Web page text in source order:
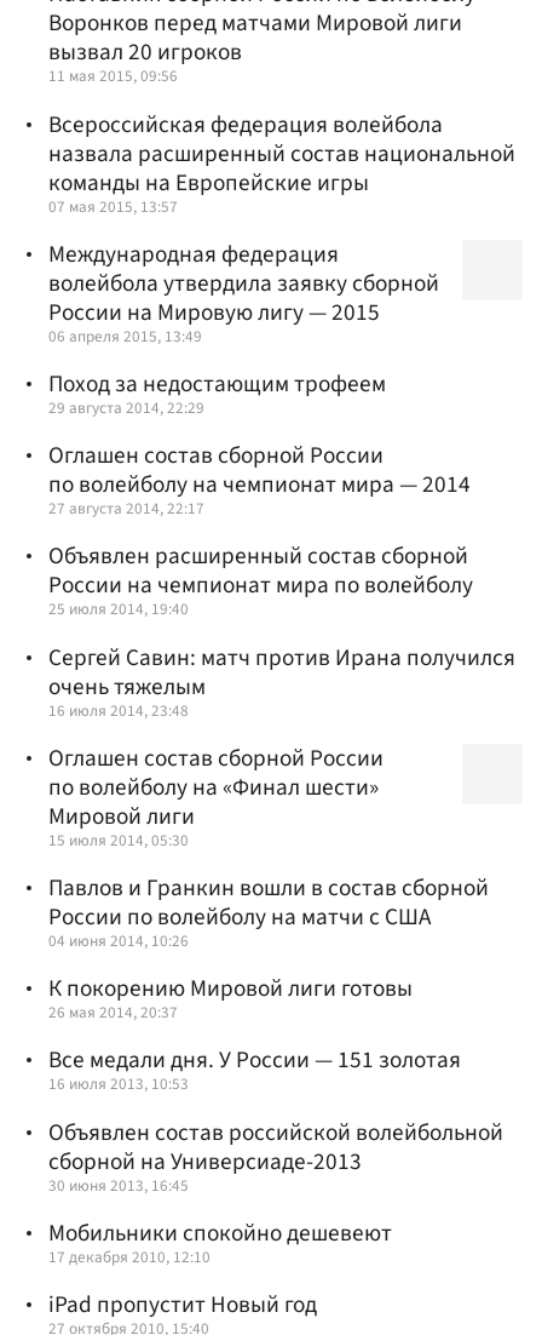
Воронков перед матчами Мировой лиги
вызвал 20 игроков
11 мая 2015, 09:56
Всероссийская федерация волейбола
назвала расширенный состав национальной
команды на Европейские игры
07 мая 2015, 13:57
Международная федерация
волейбола утвердила заявку сборной
России на Мировую лигу — 2015
06 апреля 2015, 13:49
Поход за недостающим трофеем
29 августа 2014, 22:29
Оглашен состав сборной России
по волейболу на чемпионат мира — 2014
27 августа 2014, 22:17
Объявлен расширенный состав сборной
России на чемпионат мира по волейболу
25 июля 2014, 19:40
Сергей Савин: матч против Ирана получился
очень тяжелым
16 июля 2014, 23:48
Оглашен состав сборной России
по волейболу на «Финал шести»
Мировой лиги
15 июля 2014, 05:30
Павлов и Гранкин вошли в состав сборной
России по волейболу на матчи с США
04 июня 2014, 10:26
К покорению Мировой лиги готовы
26 мая 2014, 20:37
Все медали дня. У России — 151 золотая
16 июля 2013, 10:53
Объявлен состав российской волейбольной
сборной на Универсиаде-2013
30 июня 2013, 16:45
Мобильники спокойно дешевеют
17 декабря 2010, 12:10
iPad пропустит Новый год
27 октября 2010, 15:40